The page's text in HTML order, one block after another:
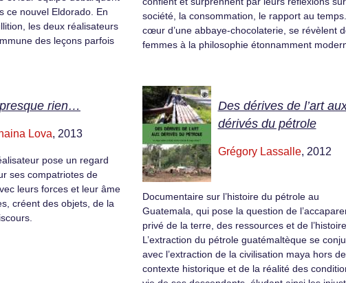
ce nouvel Eldorado. En
les deux réalisateurs
des leçons parfois
société, la consommation, le rapport au
cœur d’une abbaye-chocolaterie, se révèlent
femmes à la philosophie étonnamment
rien…
Lova, 2013
pose un regard
ses compatriotes de
leurs forces et leur âme
créent des objets, de la
Des dérives de l’art
dérivés du pétrole
Grégory Lassalle, 2012
Documentaire sur l’histoire du pétrole au
Guatemala, qui pose la question de
privé de la terre, des ressources et de
L’extraction du pétrole guatémaltèque se
avec l’extraction de la civilisation maya hors
contexte historique et de la réalité des